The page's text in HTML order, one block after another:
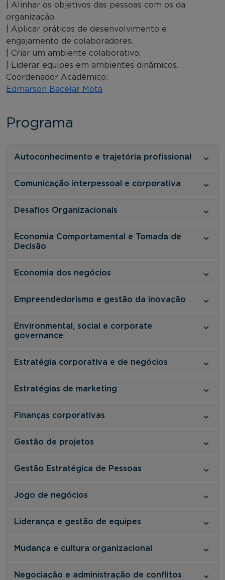
| Alinhar os objetivos das pessoas com os da
organização.
| Aplicar práticas de desenvolvimento e
engajamento de colaboradores.
| Criar um ambiente colaborativo.
| Liderar equipes em ambientes dinâmicos.
Coordenador Acadêmico:
Edmarson Bacelar Mota
Programa
Autoconhecimento e trajetória profissional
Comunicação interpessoal e corporativa
Desafios Organizacionais
Economia Comportamental e Tomada de
Decisão
Economia dos negócios
Empreendedorismo e gestão da inovação
Environmental, social e corporate
governance
Estratégia corporativa e de negócios
Estratégias de marketing
Finanças corporativas
Gestão de projetos
Gestão Estratégica de Pessoas
Jogo de negócios
Liderança e gestão de equipes
Mudança e cultura organizacional
Negociação e administração de conflitos